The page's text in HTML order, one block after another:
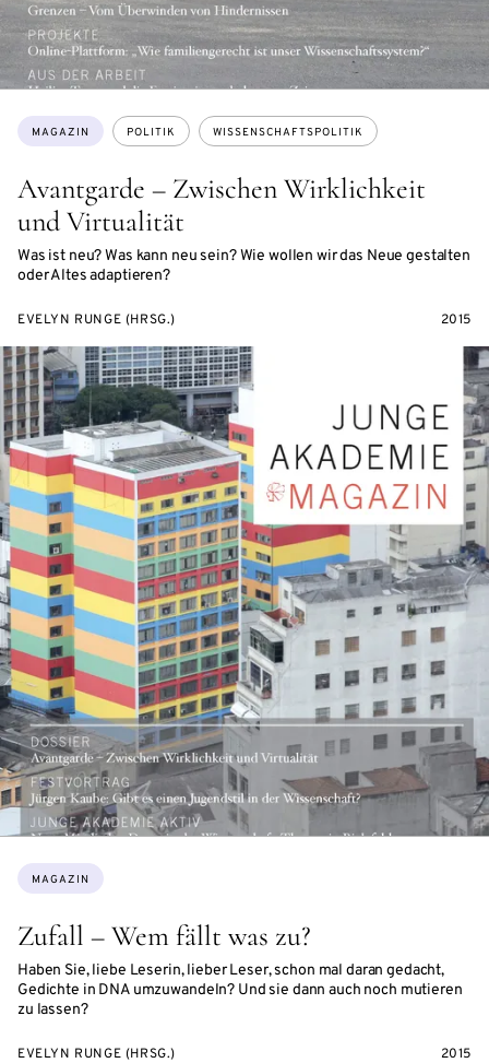
Avantgarde – Zwischen Wirklichkeit
und Virtualität
Was ist neu? Was kann neu sein? Wie wollen wir das Neue gestalten
oder Altes adaptieren?
Themen:
MAGAZIN POLITIK WISSENSCHAFTSPOLITIK
EVELYN RUNGE (HRSG.) 2015
Zufall – Wem fällt was zu?
Haben Sie, liebe Leserin, lieber Leser, schon mal daran gedacht,
Gedichte in DNA umzuwandeln? Und sie dann auch noch mutieren
zu lassen?
Themen:
MAGAZIN
EVELYN RUNGE (HRSG.) 2015